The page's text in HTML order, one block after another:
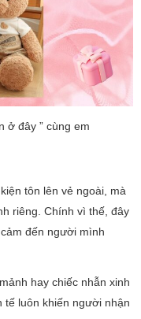
ở đây ” cùng em
tôn lên vẻ ngoài, mà
riêng. Chính vì thế, đây
đến người mình
hay chiếc nhẫn xinh
tế luôn khiến người nhận